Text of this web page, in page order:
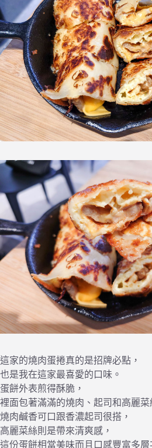
這家的燒肉蛋捲真的是招牌必點，
也是我在這家最喜愛的口味。
蛋餅外表煎得酥脆，
裡面包著滿滿的燒肉、起司和高麗菜
燒肉鹹香可口跟香濃起司很搭，
高麗菜絲則是帶來清爽感，
這份蛋餅相當美味而且口感豐富多層